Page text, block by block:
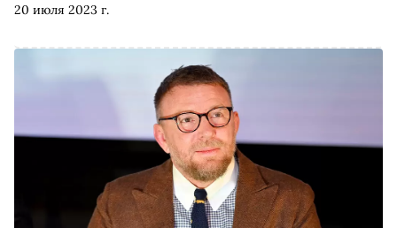
20 июля 2023 г.
Нижнем Новгороде на ближайшей неделе